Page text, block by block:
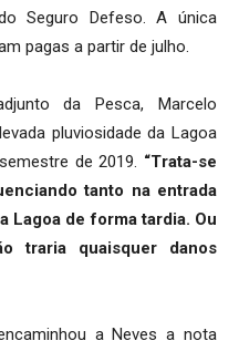
Seguro Defeso. A única
pagas a partir de julho.
da Pesca, Marcelo
pluviosidade da Lagoa
de 2019. “Trata-se
tanto na entrada
Lagoa de forma tardia. Ou
traria quaisquer danos
a Neves a nota